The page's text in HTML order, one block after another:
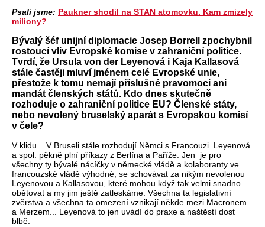
Psali jsme: Paukner shodil na STAN atomovku. Kam zmizely
miliony?
Bývalý šéf unijní diplomacie Josep Borrell zpochybnil
rostoucí vliv Evropské komise v zahraniční politice.
Tvrdí, že Ursula von der Leyenová i Kaja Kallasová
stále častěji mluví jménem celé Evropské unie,
přestože k tomu nemají příslušné pravomoci ani
mandát členských států. Kdo dnes skutečně
rozhoduje o zahraniční politice EU? Členské státy,
nebo nevolený bruselský aparát s Evropskou komisí
v čele?
V klidu... V Bruseli stále rozhodují Němci s Francouzi. Leyenová
a spol. pěkně plní příkazy z Berlína a Paříže. Jen je pro
všechny ty bývalé nácíčky v německé vládě a kolaboranty ve
francouzské vládě výhodné, se schovávat za nikým nevolenou
Leyenovou a Kallasovou, které mohou když tak velmi snadno
obětovat a my jim ještě zatleskáme. Všechna ta legislativní
zvěrstva a všechna ta omezení vznikají někde mezi Macronem
a Merzem... Leyenová to jen uvádí do praxe a naštěstí dost
blbě.